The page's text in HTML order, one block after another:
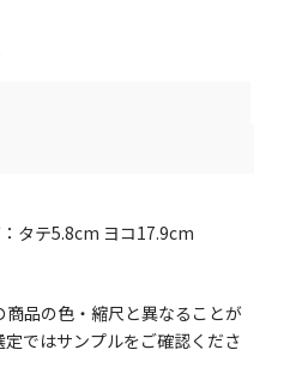
タテ5.8cm ヨコ17.9cm
品の色・縮尺と異なることが
ではサンプルをご確認くださ